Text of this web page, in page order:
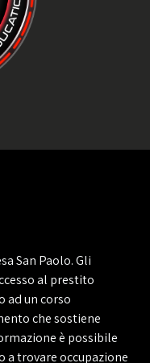
San Paolo. Gli
al prestito
ad un corso
che sostiene
è possibile
a trovare occupazione